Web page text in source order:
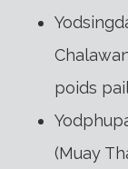
poids
(Muay